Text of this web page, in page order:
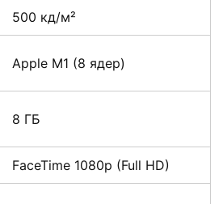
500 кд/м²
Apple M1 (8 ядер)
8 ГБ
FaceTime 1080p (Full HD)